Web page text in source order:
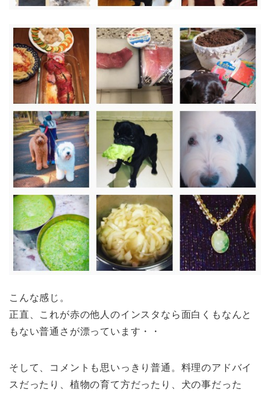
こんな感じ。
正直、これが赤の他人のインスタなら面白くもなんと
もない普通さが漂っています・・
そして、コメントも思いっきり普通。料理のアドバイ
スだったり、植物の育て方だったり、犬の事だった